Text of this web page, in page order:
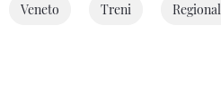
Veneto Treni